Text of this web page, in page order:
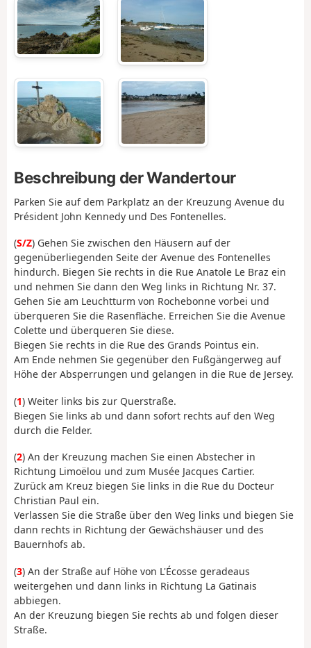
Beschreibung der Wandertour
Parken Sie auf dem Parkplatz an der Kreuzung Avenue du
Président John Kennedy und Des Fontenelles.
(S/Z) Gehen Sie zwischen den Häusern auf der
gegenüberliegenden Seite der Avenue des Fontenelles
hindurch. Biegen Sie rechts in die Rue Anatole Le Braz ein
und nehmen Sie dann den Weg links in Richtung Nr. 37.
Gehen Sie am Leuchtturm von Rochebonne vorbei und
überqueren Sie die Rasenfläche. Erreichen Sie die Avenue
Colette und überqueren Sie diese.
Biegen Sie rechts in die Rue des Grands Pointus ein.
Am Ende nehmen Sie gegenüber den Fußgängerweg auf
Höhe der Absperrungen und gelangen in die Rue de Jersey.
(1) Weiter links bis zur Querstraße.
Biegen Sie links ab und dann sofort rechts auf den Weg
durch die Felder.
(2) An der Kreuzung machen Sie einen Abstecher in
Richtung Limoëlou und zum Musée Jacques Cartier.
Zurück am Kreuz biegen Sie links in die Rue du Docteur
Christian Paul ein.
Verlassen Sie die Straße über den Weg links und biegen Sie
dann rechts in Richtung der Gewächshäuser und des
Bauernhofs ab.
(3) An der Straße auf Höhe von L'Écosse geradeaus
weitergehen und dann links in Richtung La Gatinais
abbiegen.
An der Kreuzung biegen Sie rechts ab und folgen dieser
Straße.